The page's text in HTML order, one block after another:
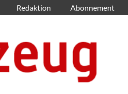
Redaktion Abonnement